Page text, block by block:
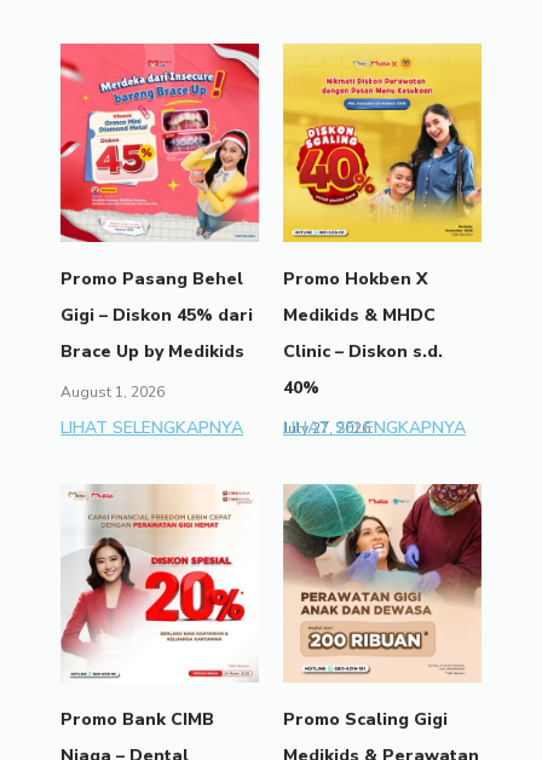
Promo Pasang Behel
Gigi – Diskon 45% dari
Brace Up by Medikids
August 1, 2026
LIHAT SELENGKAPNYA
Promo Hokben X
Medikids & MHDC
Clinic – Diskon s.d.
40%
July 27, 2026
LIHAT SELENGKAPNYA
Promo Bank CIMB
Niaga – Dental
Promo Scaling Gigi
Medikids & Perawatan